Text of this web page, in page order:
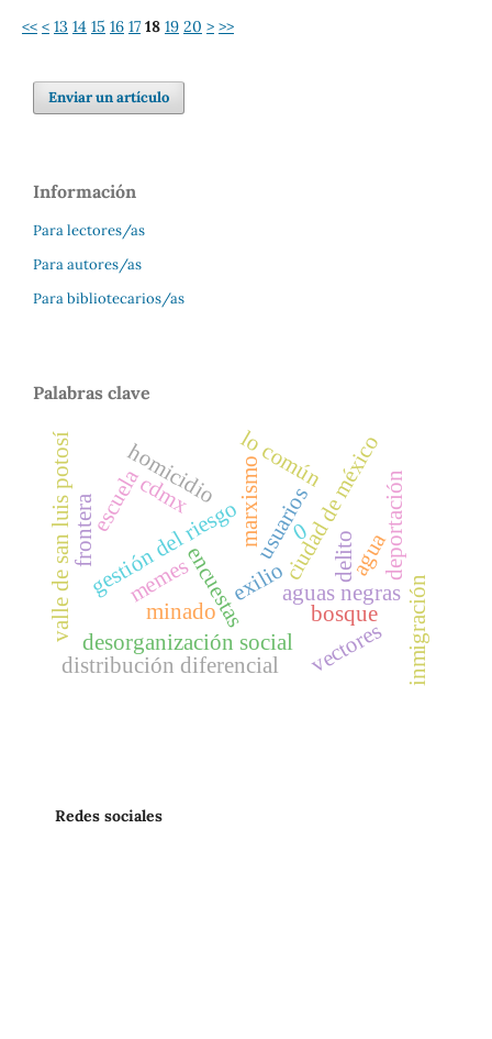
<< < 13 14 15 16 17 18 19 20 > >>
Enviar un artículo
Información
Para lectores/as
Para autores/as
Para bibliotecarios/as
Palabras clave
marxismo
homicidio
gestión del riesgo aguas negras
usuarios
encuestas
memes ciudad de méxico
desorganización social
distribución diferencial
cdmx
delito
valle de san luis potosí minado bosque
agua
vectores
escuela
frontera
lo común
exilio inmigración
deportación
0
Redes sociales